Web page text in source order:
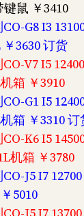
鼠 ￥3410
G8 I3
3630 订货
V7 I5
箱 ￥3910
G1 I5
箱 ￥3310 订
K6 I5
机箱 ￥3780
J5 I7
5010